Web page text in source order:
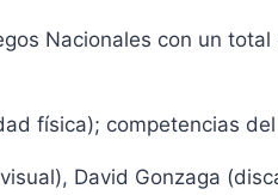
Nacionales con un
física); competencias
David Gonzaga